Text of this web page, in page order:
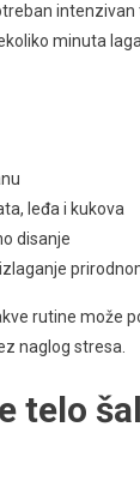
minuta
leđa i kukova
disanje
rutine može
naglog stresa.
telo